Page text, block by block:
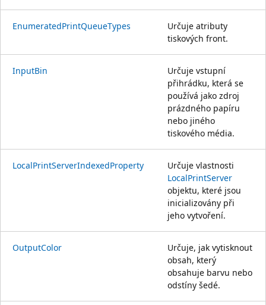
EnumeratedPrintQueueTypes
Určuje atributy
tiskových front.
InputBin
Určuje vstupní
přihrádku, která se
používá jako zdroj
prázdného papíru
nebo jiného
tiskového média.
LocalPrintServerIndexedProperty
Určuje vlastnosti
LocalPrintServer
objektu, které jsou
inicializovány při
jeho vytvoření.
OutputColor
Určuje, jak vytisknout
obsah, který
obsahuje barvu nebo
odstíny šedé.